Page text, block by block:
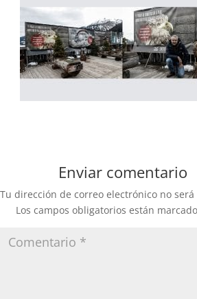
Enviar comentario
Tu dirección de correo electrónico no
Los campos obligatorios están